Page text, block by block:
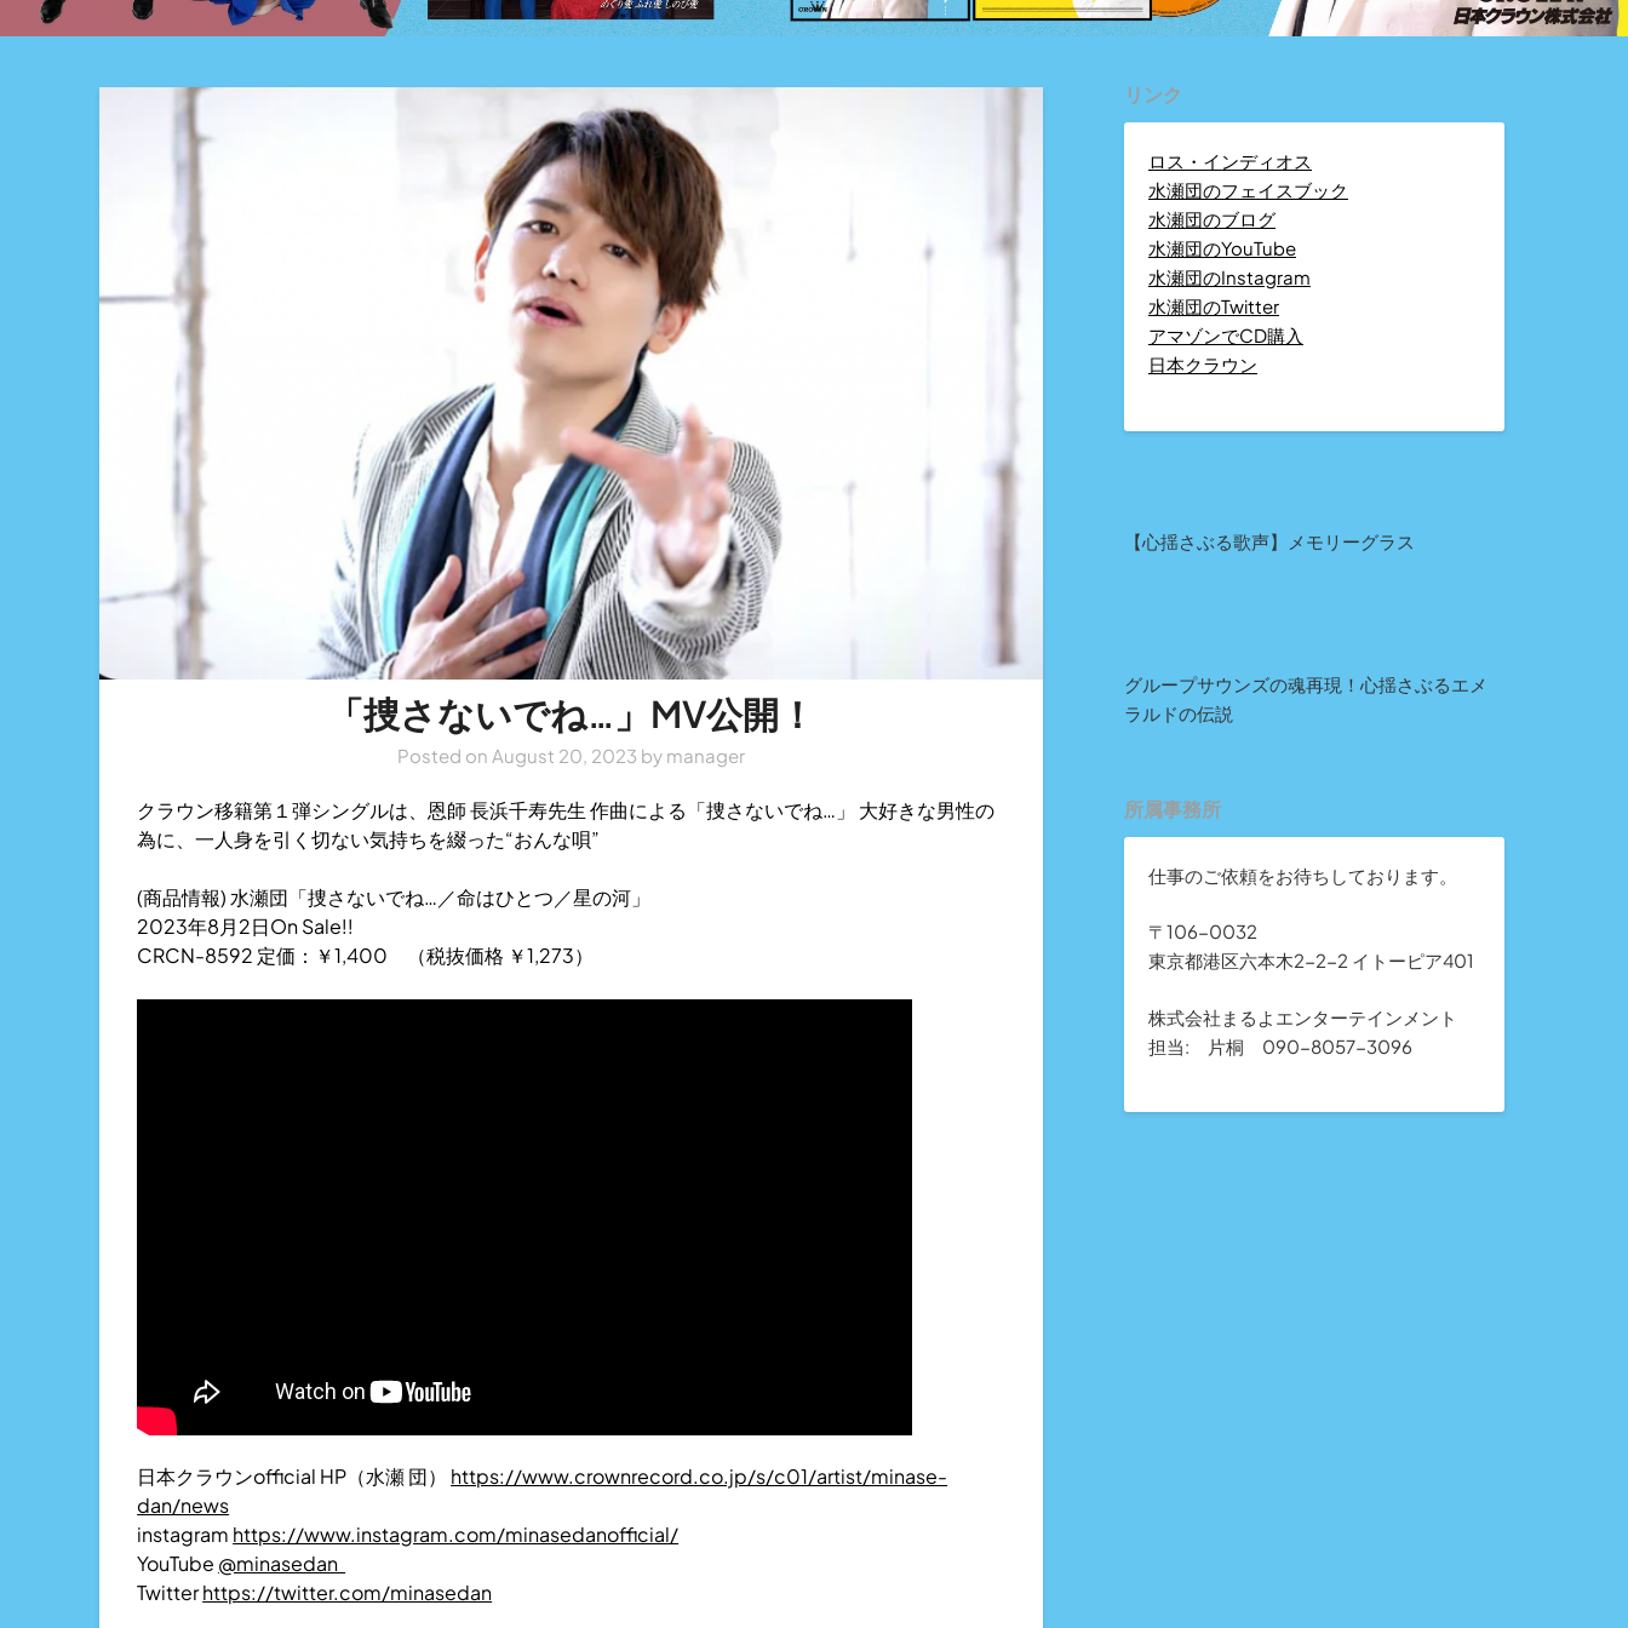
「捜さないでね…」MV公開！
Posted on August 20, 2023 by manager
クラウン移籍第１弾シングルは、恩師 長浜千寿先生 作曲による「捜さないでね…」 大好きな男性の
為に、一人身を引く切ない気持ちを綴った“おんな唄”
(商品情報) 水瀬団「捜さないでね…／命はひとつ／星の河」
2023年8月2日On Sale!!
CRCN-8592 定価：￥1,400 （税抜価格 ￥1,273）
日本クラウンofficial HP（水瀬 団） https://www.crownrecord.co.jp/s/c01/artist/minase-
dan/news
instagram https://www.instagram.com/minasedanofficial/
YouTube @minasedan
Twitterhttps://twitter.com/minasedan
リンク
ロス・インディオス
水瀬団のフェイスブック
水瀬団のブログ
水瀬団のYouTube
水瀬団のInstagram
水瀬団のTwitter
アマゾンでCD購入
日本クラウン
【心揺さぶる歌声】メモリーグラス
グループサウンズの魂再現！心揺さぶるエメ
ラルドの伝説
所属事務所
仕事のご依頼をお待ちしております。
〒106-0032
東京都港区六本木2-2-2 イトーピア401
株式会社まるよエンターテインメント
担当: 片桐 090-8057-3096